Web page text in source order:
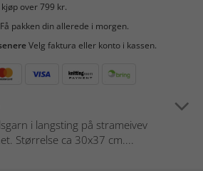
kjøp over 799 kr.
Få pakken din allerede i morgen.
Velg faktura eller konto i kassen.
i langsting på strameivev
Størrelse ca 30x37 cm....